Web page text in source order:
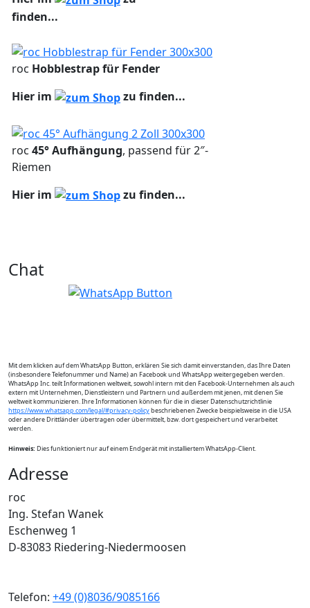
finden...
roc Hobblestrap für Fender
Hier im
zu finden...
roc 45° Aufhängung, passend für 2″-
Riemen
Hier im
zu finden...
Chat
Mit dem klicken auf dem WhatsApp Button, erklären Sie sich damit einverstanden, das Ihre Daten
(insbesondere Telefonummer und Name) an Facebook und WhatsApp weitergegeben werden.
WhatsApp Inc. teilt Informationen weltweit, sowohl intern mit den Facebook-Unternehmen als auch
extern mit Unternehmen, Dienstleistern und Partnern und außerdem mit jenen, mit denen Sie
weltweit kommunizieren. Ihre Informationen können für die in dieser Datenschutzrichtlinie
https://www.whatsapp.com/legal/#privacy-policybeschriebenen Zwecke beispielsweise in die USA
oder andere Drittländer übertragen oder übermittelt, bzw. dort gespeichert und verarbeitet
werden.
Hinweis: Dies funktioniert nur auf einem Endgerät mit installiertem WhatsApp-Client.
Adresse
roc
Ing. Stefan Wanek
Eschenweg 1
D-83083 Riedering-Niedermoosen
Telefon: +49 (0)8036/9085166